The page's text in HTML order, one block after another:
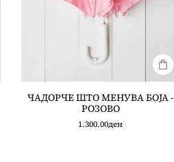
ЧАДОРЧЕ ШТО МЕНУВА БОЈА -
РОЗОВО
1.300.00ден